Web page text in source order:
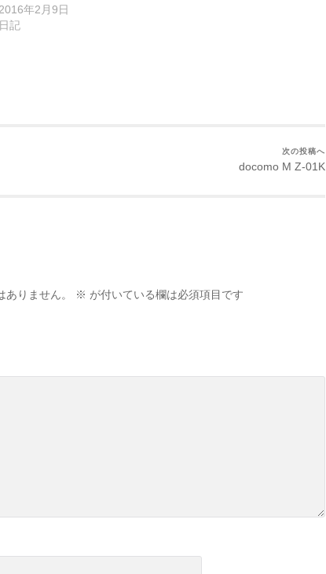
年2月9日
日記
次の投稿へ
docomo M Z-01K
りません。 ※ が付いている欄は必須項目です